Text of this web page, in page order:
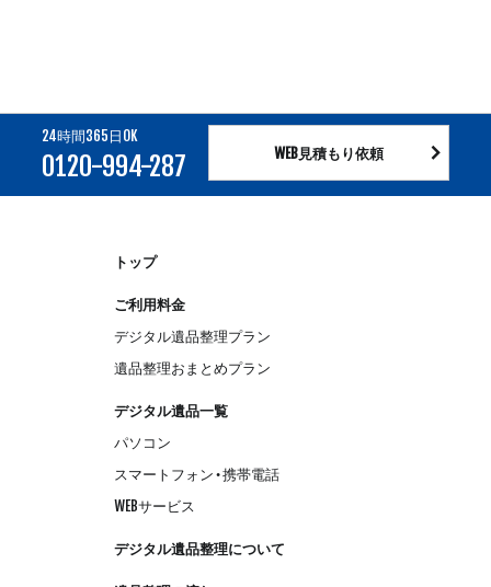
24時間365日OK
0120-994-287 WEB見積もり依頼
トップ
ご利用料金
デジタル遺品整理プラン
遺品整理おまとめプラン
デジタル遺品一覧
パソコン
スマートフォン・携帯電話
WEBサービス
デジタル遺品整理について